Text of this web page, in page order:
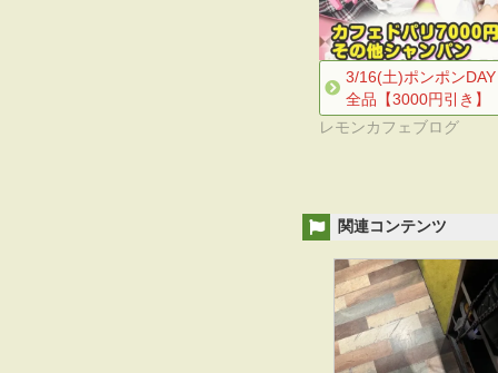
3/16(土)ポンポン
全品【3000円引き】
レモンカフェブログ
関連コンテンツ